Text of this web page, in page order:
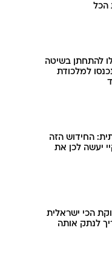
הכל
להתחתן בשיטה
למלכודת
החידוש הזה
יעשה לכן את
הכי ישראלית
לנתק אותה